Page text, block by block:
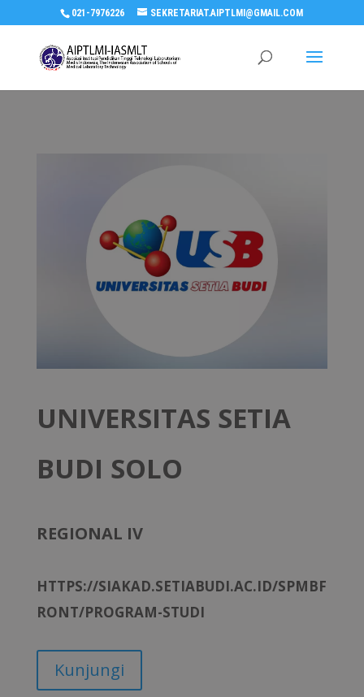
021-7976226 SEKRETARIAT.AIPTLMI@GMAIL.COM
UNIVERSITAS SETIA
BUDI SOLO
REGIONAL IV
HTTPS://SIAKAD.SETIABUDI.AC.ID/SPMBF
RONT/PROGRAM-STUDI
Kunjungi